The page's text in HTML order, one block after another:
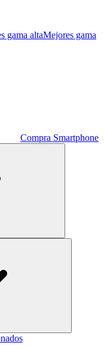
gama altaMejores gama
Compra Smartphone